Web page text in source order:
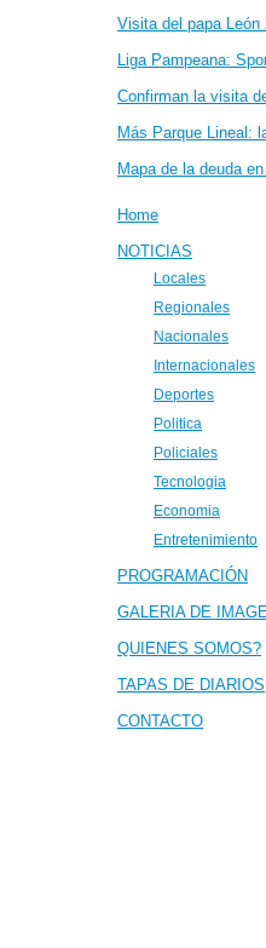
Visita del papa
Liga Pampeana:
Confirman la visita
Más Parque Lineal:
Mapa de la deuda
Home
NOTICIAS
Locales
Regionales
Nacionales
Internacionales
Deportes
Politica
Policiales
Tecnologia
Economia
Entretenimiento
PROGRAMACIÓN
GALERIA DE
QUIENES SOMOS?
TAPAS DE DIARIOS
CONTACTO